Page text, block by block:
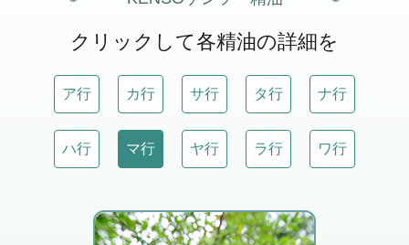
クリックして各精油の詳細を
ア行 カ行 サ行 タ行 ナ行
ハ行 マ行 ヤ行 ラ行 ワ行